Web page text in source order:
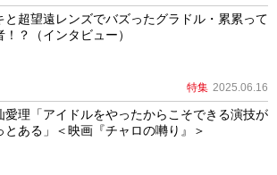
と超望遠レンズでバズったグラドル・累累って
！？（インタビュー）
特集 2025.06.16
愛理「アイドルをやったからこそできる演技が
とある」＜映画『チャロの囀り』＞